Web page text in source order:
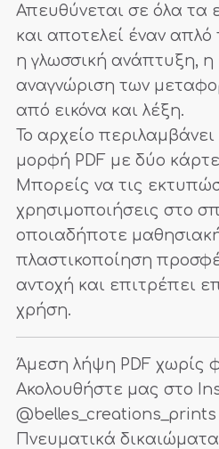
Απευθύνεται σε όλα τα
και αποτελεί έναν απλό
η γλωσσική ανάπτυξη, η
αναγνώριση των
από εικόνα και λέξη.
Το αρχείο
μορφή PDF με δύο
Μπορείς να τις
χρησιμοποιήσεις στο
οποιαδήποτε
πλαστικοποίηση
αντοχή και επιτρέπει
χρήση.
Άμεση λήψη PDF χωρίς
Ακολουθήστε μας στο
@belles_creations_prints
Πνευματικά